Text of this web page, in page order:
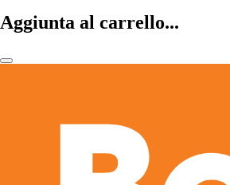
Aggiunta al carrello...